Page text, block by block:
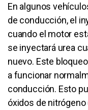
En algunos
de conducción, el
cuando el motor
se inyectará urea
nuevo. Este
a funcionar
conducción. Esto
óxidos de